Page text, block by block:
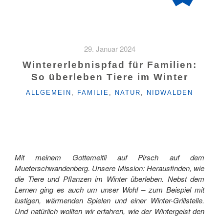
29. Januar 2024
Wintererlebnispfad für Familien:
So überleben Tiere im Winter
KATEGORIEN
ALLGEMEIN , FAMILIE , NATUR , NIDWALDEN
Mit meinem Gottemeitli auf Pirsch auf dem
Mueterschwandenberg. Unsere Mission: Herausfinden, wie
die Tiere und Pflanzen im Winter überleben. Nebst dem
Lernen ging es auch um unser Wohl – zum Beispiel mit
lustigen, wärmenden Spielen und einer Winter-Grillstelle.
Und natürlich wollten wir erfahren, wie der Wintergeist den